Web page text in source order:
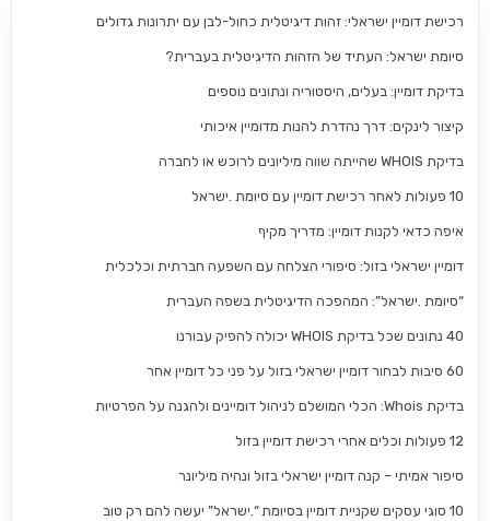
רכישת דומיין ישראלי: זהות דיגיטלית כחול-לבן עם יתרונות גדולים
סיומת ישראל: העתיד של הזהות הדיגיטלית בעברית?
בדיקת דומיין: בעלים, היסטוריה ונתונים נוספים
קיצור לינקים: דרך נהדרת להנות מדומיין איכותי
בדיקת WHOIS שהייתה שווה מיליונים לרוכש או לחברה
10 פעולות לאחר רכישת דומיין עם סיומת .ישראל
איפה כדאי לקנות דומיין: מדריך מקיף
דומיין ישראלי בזול: סיפורי הצלחה עם השפעה חברתית וכלכלית
“סיומת .ישראל”: המהפכה הדיגיטלית בשפה העברית
40 נתונים שכל בדיקת WHOIS יכולה להפיק עבורנו
60 סיבות לבחור דומיין ישראלי בזול על פני כל דומיין אחר
בדיקת Whois: הכלי המושלם לניהול דומיינים ולהגנה על הפרטיות
12 פעולות וכלים אחרי רכישת דומיין בזול
סיפור אמיתי – קנה דומיין ישראלי בזול ונהיה מיליונר
10 סוגי עסקים שקניית דומיין בסיומת “.ישראל” יעשה להם רק טוב